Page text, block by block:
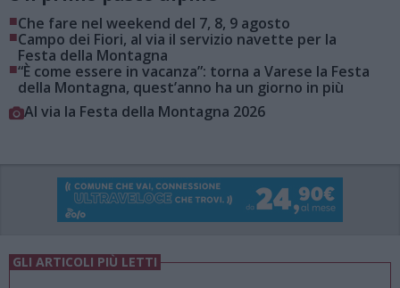
■Che fare nel weekend del 7, 8, 9 agosto
■Campo dei Fiori, al via il servizio navette per la
Festa della Montagna
■“È come essere in vacanza”: torna a Varese la Festa
della Montagna, quest’anno ha un giorno in più
Al via la Festa della Montagna 2026
GLI ARTICOLI PIÙ LETTI